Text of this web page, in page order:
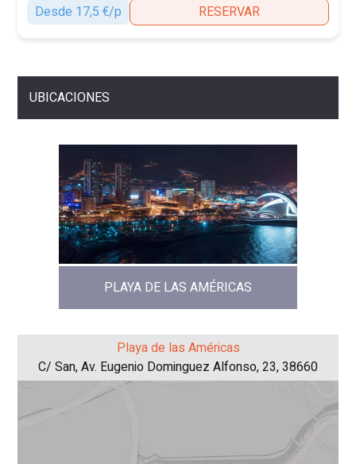
Desde 17,5 €/p
RESERVAR
UBICACIONES
PLAYA DE LAS AMÉRICAS
Playa de las Américas
C/ San, Av. Eugenio Dominguez Alfonso, 23, 38660